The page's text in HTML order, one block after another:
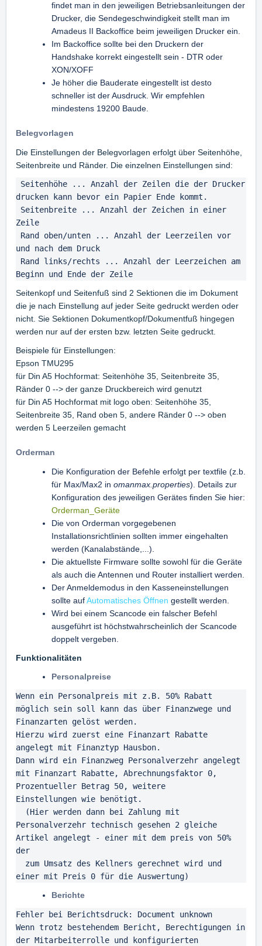
findet man in den jeweiligen Betriebsanleitungen der
Drucker, die Sendegeschwindigkeit stellt man im
Amadeus II Backoffice beim jeweiligen Drucker ein.
Im Backoffice sollte bei den Druckern der
Handshake korrekt eingestellt sein - DTR oder
XON/XOFF
Je höher die Bauderate eingestellt ist desto
schneller ist der Ausdruck. Wir empfehlen
mindestens 19200 Baude.
Belegvorlagen
Die Einstellungen der Belegvorlagen erfolgt über Seitenhöhe,
Seitenbreite und Ränder. Die einzelnen Einstellungen sind:
drucken kann bevor ein Papier Ende kommt.
Zeile
und nach dem Druck
Beginn und Ende der Zeile
Seitenkopf und Seitenfuß sind 2 Sektionen die im Dokument
die je nach Einstellung auf jeder Seite gedruckt werden oder
nicht. Sie Sektionen Dokumentkopf/Dokumentfuß hingegen
werden nur auf der ersten bzw. letzten Seite gedruckt.
Beispiele für Einstellungen:
Epson TMU295
für Din A5 Hochformat: Seitenhöhe 35, Seitenbreite 35,
Ränder 0 --> der ganze Druckbereich wird genutzt
für Din A5 Hochformat mit logo oben: Seitenhöhe 35,
Seitenbreite 35, Rand oben 5, andere Ränder 0 --> oben
werden 5 Leerzeilen gemacht
Orderman
Die Konfiguration der Befehle erfolgt per textfile (z.b.
für Max/Max2 in omanmax.properties). Details zur
Konfiguration des jeweiligen Gerätes finden Sie hier:
Orderman_Geräte
Die von Orderman vorgegebenen
Installationsrichtlinien sollten immer eingehalten
werden (Kanalabstände,...).
Die aktuellste Firmware sollte sowohl für die Geräte
als auch die Antennen und Router installiert werden.
Der Anmeldemodus in den Kasseneinstellungen
sollte aufAutomatisches Öffnen gestellt werden.
Wird bei einem Scancode ein falscher Befehl
ausgeführt ist höchstwahrscheinlich der Scancode
doppelt vergeben.
Funktionalitäten
Personalpreise
Wenn ein Personalpreis mit z.B. 50% Rabatt
möglich sein soll kann das über Finanzwege und
Finanzarten gelöst werden.
Hierzu wird zuerst eine Finanzart Rabatte
angelegt mit Finanztyp Hausbon.
Dann wird ein Finanzweg Personalverzehr angelegt
mit Finanzart Rabatte, Abrechnungsfaktor 0,
Prozentueller Betrag 50, weitere
Einstellungen wie benötigt.
Personalverzehr technisch gesehen 2 gleiche
Artikel angelegt - einer mit dem preis von 50%
der
einer mit Preis 0 für die Auswertung)
Berichte
Fehler bei Berichtsdruck: Document unknown
Wenn trotz bestehendem Bericht, Berechtigungen in
der Mitarbeiterrolle und konfigurierten